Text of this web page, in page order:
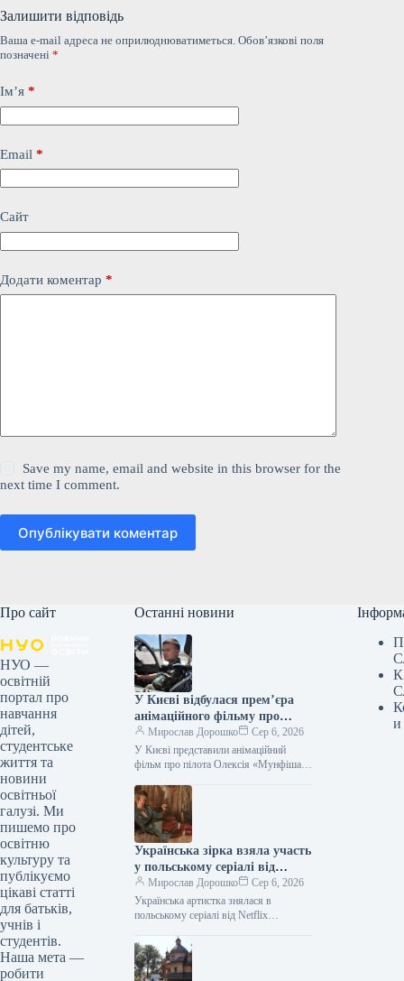
Залишити відповідь
Ваша e-mail адреса не оприлюднюватиметься. Обов’язкові поля
позначені *
Ім’я *
Email *
Сайт
Додати коментар *
Save my name, email and website in this browser for the
next time I comment.
Опублікувати коментар
Про сайт
НУО —
освітній
портал про
навчання
дітей,
студентське
життя та
новини
освітньої
галузі. Ми
пишемо про
освітню
культуру та
публікуємо
цікаві статті
для батьків,
учнів і
студентів.
Наша мета —
робити
Останні новини
У Києві відбулася прем’єра
анімаційного фільму про
пілота Олексія «Мунфіша»
Меся.
Мирослав Дорошко
Сер 6, 2026
У Києві представили анімаційний
фільм про пілота Олексія «Мунфіша»
Укрінформ У Музеї війни відбулася
прем’єра першої…
Українська зірка взяла участь
у польському серіалі від
Netflix
Мирослав Дорошко
Сер 6, 2026
Українська артистка знялася в
польському серіалі від Netflix
Українська артистка Оксана
Черкашина, відома за роботами у
стрічках…
и